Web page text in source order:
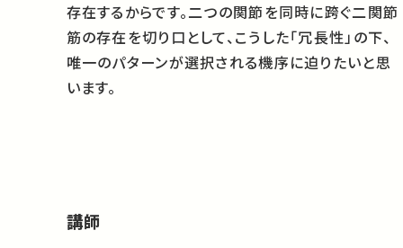
存在するからです。二つの関節を同時に跨ぐ二関節
筋の存在を切り口として、こうした「冗長性」の下、
唯一のパターンが選択される機序に迫りたいと思
います。
講師